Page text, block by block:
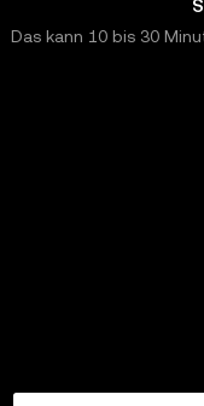
Das kann 10 bis 30